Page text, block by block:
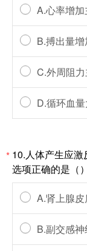
A.心率增
B.搏出量
C.外周阻
D.循环血
* 10.人体产生应
选项正确的是（）
A.肾上腺
B.副交感